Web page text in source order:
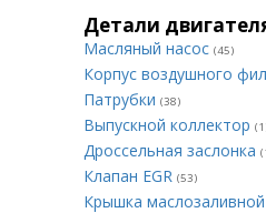
Детали
Масляный насос (45)
Корпус воздушного
Патрубки (38)
Выпускной коллектор
Дроссельная заслонка
Клапан EGR (53)
Крышка